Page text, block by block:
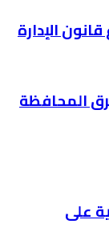
الإدارة
مشروعاً لطرق المحافظة
على